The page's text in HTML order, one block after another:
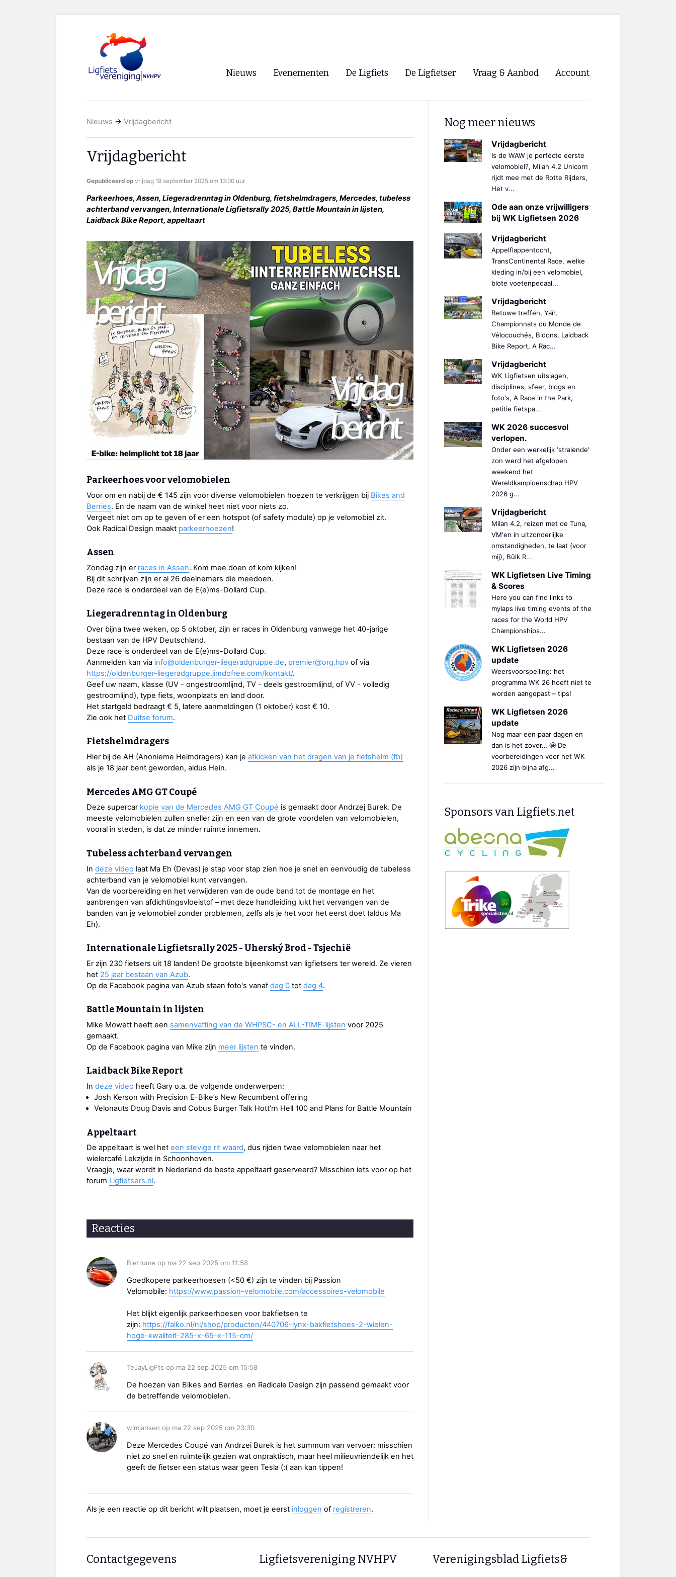
Nieuws Evenementen
WK Ligfietsen 2026
CycleVision
Oliebollentocht
De Ligfiets De Ligfietser
Ligfietsvereninging NVHPV
Lokale Fietsverenigingen
EHPVA & EuSupino 🡺
Forum ligfietsers.nl 🡺
Vraag & Aanbod Account
Nieuws → Vrijdagbericht
Vrijdagbericht
Gepubliceerd op vrijdag 19 september 2025 om 13:00 uur
Parkeerhoes, Assen, Liegeradrenntag in Oldenburg, fietshelmdragers, Mercedes, tubeless
achterband vervangen, Internationale Ligfietsrally 2025, Battle Mountain in lijsten,
Laidback Bike Report, appeltaart
Parkeerhoes voor velomobielen
Voor om en nabij de € 145 zijn voor diverse velomobielen hoezen te verkrijgen bij Bikes and
Berries. En de naam van de winkel heet niet voor niets zo.
Vergeet niet om op te geven of er een hotspot (of safety module) op je velomobiel zit.
Ook Radical Design maakt parkeerhoezen!
Assen
Zondag zijn er races in Assen. Kom mee doen of kom kijken!
Bij dit schrijven zijn er al 26 deelnemers die meedoen.
Deze race is onderdeel van de E(e)ms-Dollard Cup.
Liegeradrenntag in Oldenburg
Over bijna twee weken, op 5 oktober, zijn er races in Oldenburg vanwege het 40-jarige
bestaan van de HPV Deutschland.
Deze race is onderdeel van de E(e)ms-Dollard Cup.
Aanmelden kan via info@oldenburger-liegeradgruppe.de, premier@org.hpv of via
https://oldenburger-liegeradgruppe.jimdofree.com/kontakt/.
Geef uw naam, klasse (UV - ongestroomlijnd, TV - deels gestroomlijnd, of VV - volledig
gestroomlijnd), type fiets, woonplaats en land door.
Het startgeld bedraagt € 5, latere aanmeldingen (1 oktober) kost € 10.
Zie ook het Duitse forum.
Fietshelmdragers
Hier bij de AH (Anonieme Helmdragers) kan je afkicken van het dragen van je fietshelm (fb)
als je 18 jaar bent geworden, aldus Hein.
Mercedes AMG GT Coupé
Deze supercar kopie van de Mercedes AMG GT Coupé is gemaakt door Andrzej Burek. De
meeste velomobielen zullen sneller zijn en een van de grote voordelen van velomobielen,
vooral in steden, is dat ze minder ruimte innemen.
Tubeless achterband vervangen
In deze video laat Ma Eh (Devas) je stap voor stap zien hoe je snel en eenvoudig de tubeless
achterband van je velomobiel kunt vervangen.
Van de voorbereiding en het verwijderen van de oude band tot de montage en het
aanbrengen van afdichtingsvloeistof – met deze handleiding lukt het vervangen van de
banden van je velomobiel zonder problemen, zelfs als je het voor het eerst doet (aldus Ma
Eh).
Internationale Ligfietsrally 2025 - Uherský Brod - Tsjechië
Er zijn 230 fietsers uit 18 landen! De grootste bijeenkomst van ligfietsers ter wereld. Ze vieren
het 25 jaar bestaan van Azub.
Op de Facebook pagina van Azub staan foto's vanaf dag 0 tot dag 4.
Battle Mountain in lijsten
Mike Mowett heeft een samenvatting van de WHPSC- en ALL-TIME-lijsten voor 2025
gemaakt.
Op de Facebook pagina van Mike zijn meer lijsten te vinden.
Laidback Bike Report
In deze video heeft Gary o.a. de volgende onderwerpen:
Josh Kerson with Precision E-Bike’s New Recumbent offering
Velonauts Doug Davis and Cobus Burger Talk Hott’rn Hell 100 and Plans for Battle Mountain
Appeltaart
De appeltaart is wel het een stevige rit waard, dus rijden twee velomobielen naar het
wielercafé Lekzijde in Schoonhoven.
Vraagje, waar wordt in Nederland de beste appeltaart geserveerd? Misschien iets voor op het
forum Ligfietsers.nl.
Reacties
Bietrume op ma 22 sep 2025 om 11:58
Goedkopere parkeerhoesen (<50 €) zijn te vinden bij Passion
Velomobile: https://www.passion-velomobile.com/accessoires-velomobile
Het blijkt eigenlijk parkeerhoesen voor bakfietsen te
zijn: https://falko.nl/nl/shop/producten/440706-lynx-bakfietshoes-2-wielen-
hoge-kwaliteit-285-x-65-x-115-cm/
TeJayLigFts op ma 22 sep 2025 om 15:58
De hoezen van Bikes and Berries en Radicale Design zijn passend gemaakt voor
de betreffende velomobielen.
wimjansen op ma 22 sep 2025 om 23:30
Deze Mercedes Coupé van Andrzei Burek is het summum van vervoer: misschien
niet zo snel en ruimtelijk gezien wat onpraktisch, maar heel milieuvriendelijk en het
geeft de fietser een status waar geen Tesla (:( aan kan tippen!
Als je een reactie op dit bericht wilt plaatsen, moet je eerst inloggen of registreren.
Nog meer nieuws
Vrijdagbericht
Is de WAW je perfecte eerste
velomobiel?, Milan 4.2 Unicorn
rijdt mee met de Rotte Rijders,
Het v...
Ode aan onze vrijwilligers
bij WK Ligfietsen 2026
Vrijdagbericht
Appelflappentocht,
TransContinental Race, welke
kleding in/bij een velomobiel,
blote voetenpedaal...
Vrijdagbericht
Betuwe treffen, Yaïr,
Championnats du Monde de
Vélocouchés, Bidons, Laidback
Bike Report, A Rac...
Vrijdagbericht
WK Ligfietsen uitslagen,
disciplines, sfeer, blogs en
foto's, A Race in the Park,
petitie fietspa...
WK 2026 succesvol
verlopen.
Onder een werkelijk ‘stralende’
zon werd het afgelopen
weekend het
Wereldkampioenschap HPV
2026 g...
Vrijdagbericht
Milan 4.2, reizen met de Tuna,
VM'en in uitzonderlijke
omstandigheden, te laat (voor
mij), Bülk R...
WK Ligfietsen Live Timing
& Scores
Here you can find links to
mylaps live timing events of the
races for the World HPV
Championships...
WK Ligfietsen 2026
update
Weersvoorspelling: het
programma WK 26 hoeft niet te
worden aangepast – tips!
WK Ligfietsen 2026
update
Nog maar een paar dagen en
dan is het zover… 🤩 De
voorbereidingen voor het WK
2026 zijn bijna afg...
Sponsors van Ligfiets.net
Contactgegevens Ligfietsvereniging NVHPV Verenigingsblad Ligfiets&